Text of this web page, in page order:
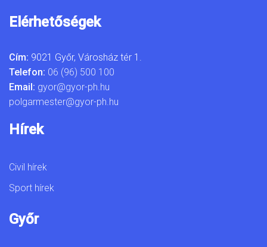
Elérhetőségek
Cím: 9021 Győr, Városház tér 1.
Telefon: 06 (96) 500 100
Email: gyor@gyor-ph.hu
polgarmester@gyor-ph.hu
Hírek
Civil hírek
Sport hírek
Győr